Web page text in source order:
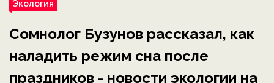
Экология
Сомнолог Бузунов рассказал, как
наладить режим сна после
праздников - новости экологии на